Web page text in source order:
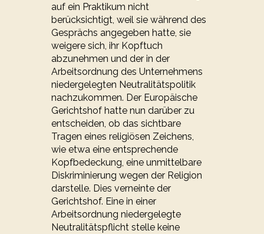
auf ein Praktikum nicht
berücksichtigt, weil sie während des
Gesprächs angegeben hatte, sie
weigere sich, ihr Kopftuch
abzunehmen und der in der
Arbeitsordnung des Unternehmens
niedergelegten Neutralitätspolitik
nachzukommen. Der Europäische
Gerichtshof hatte nun darüber zu
entscheiden, ob das sichtbare
Tragen eines religiösen Zeichens,
wie etwa eine entsprechende
Kopfbedeckung, eine unmittelbare
Diskriminierung wegen der Religion
darstelle. Dies verneinte der
Gerichtshof. Eine in einer
Arbeitsordnung niedergelegte
Neutralitätspflicht stelle keine